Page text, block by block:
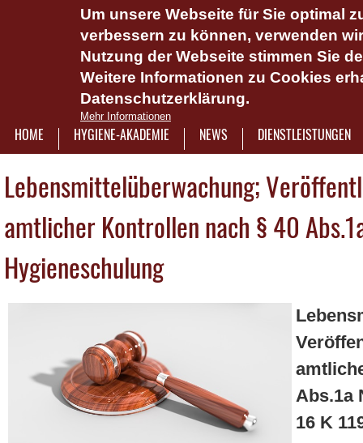
Um unsere Webseite für Sie optimal
verbessern zu können, verwenden
Nutzung der Webseite stimmen Sie
Weitere Informationen zu Cookies
Datenschutzerklärung.
Mehr Informationen
HOME HYGIENE-AKADEMIE NEWS DIENSTLEISTUNGEN
Das
Plattform
7921322
Lebensmittelüberwachung;
amtlicher Kontrollen nach § 40
Hygieneschulung
Abs.1a
16 K